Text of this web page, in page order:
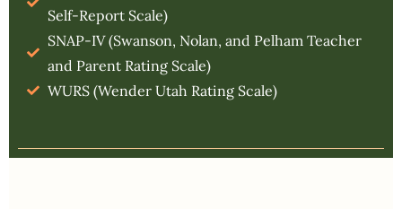
Self-Report Scale)
SNAP-IV (Swanson, Nolan, and Pelham Teacher
and Parent Rating Scale)
WURS (Wender Utah Rating Scale)